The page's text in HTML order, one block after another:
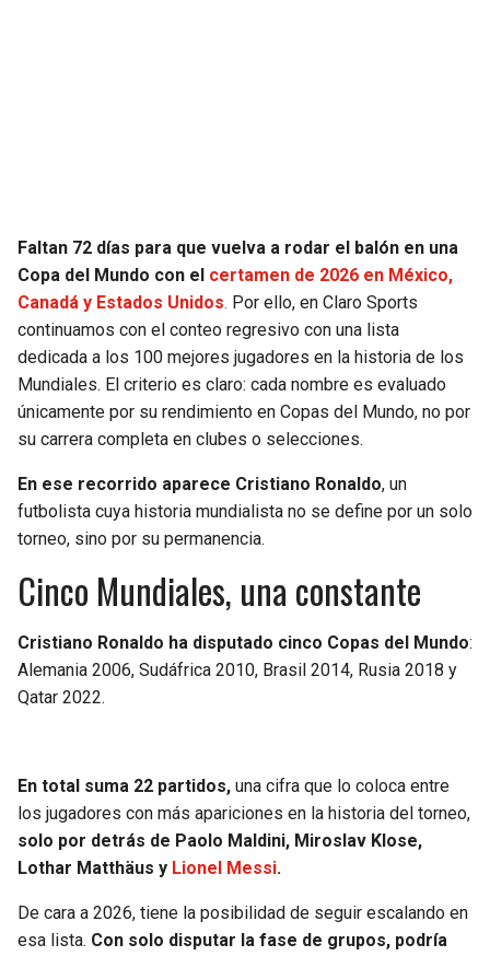
CARDINALS
RAMS
49ERS
SEAHAWKS
BEARS
VIKINGS
PANTHERS
SAINTS
MAVERICKS
ROCKETS
GRIZZLIES
PELICANS
SPURS
THUNDER
JAZZ
Faltan 72 días para que vuelva a rodar el balón en una
Copa del Mundo con el certamen de 2026 en México,
Canadá y Estados Unidos. Por ello, en Claro Sports
continuamos con el conteo regresivo con una lista
dedicada a los 100 mejores jugadores en la historia de los
Mundiales. El criterio es claro: cada nombre es evaluado
únicamente por su rendimiento en Copas del Mundo, no por
su carrera completa en clubes o selecciones.
En ese recorrido aparece Cristiano Ronaldo, un
futbolista cuya historia mundialista no se define por un solo
torneo, sino por su permanencia.
Cinco Mundiales, una constante
Cristiano Ronaldo ha disputado cinco Copas del Mundo:
Alemania 2006, Sudáfrica 2010, Brasil 2014, Rusia 2018 y
Qatar 2022.
En total suma 22 partidos, una cifra que lo coloca entre
los jugadores con más apariciones en la historia del torneo,
solo por detrás de Paolo Maldini, Miroslav Klose,
Lothar Matthäus y Lionel Messi.
De cara a 2026, tiene la posibilidad de seguir escalando en
esa lista. Con solo disputar la fase de grupos, podría